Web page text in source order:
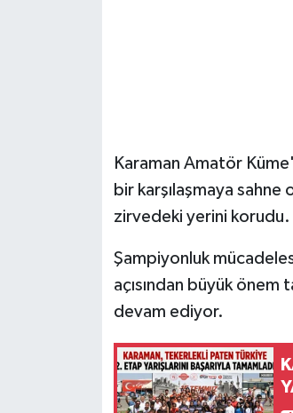
Karaman Amatör
bir karşılaşmaya
zirvedeki yerini korudu.
Şampiyonluk
açısından büyük önem
devam ediyor.